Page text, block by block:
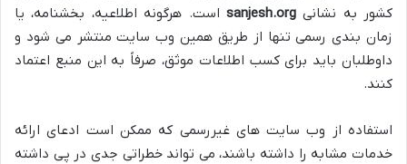
کشور به نشانیsanjesh.org است. هرگونه اطلاعیه، بخشنامه، یا
زمان بندی رسمی تنها از طریق همین وب سایت منتشر می شود و
داوطلبان باید برای کسب اطلاعات موثق، صرفاً به این منبع اعتماد
کنند.
استفاده از وب سایت های غیررسمی که ممکن است ادعای ارائه
خدمات مشابه را داشته باشند، می تواند خطراتی جدی در پی داشته